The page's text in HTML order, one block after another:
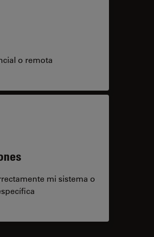
o remota
mi sistema o